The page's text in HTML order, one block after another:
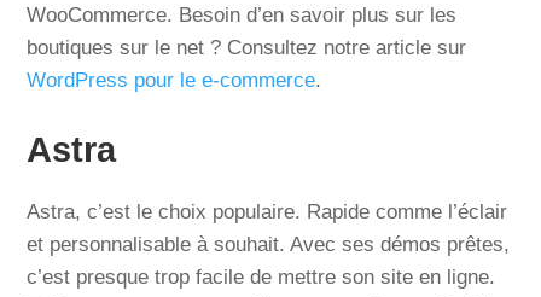
WooCommerce. Besoin d’en savoir plus sur les
boutiques sur le net ? Consultez notre article sur
WordPress pour le e-commerce.
Astra
Astra, c’est le choix populaire. Rapide comme l’éclair
et personnalisable à souhait. Avec ses démos prêtes,
c’est presque trop facile de mettre son site en ligne.